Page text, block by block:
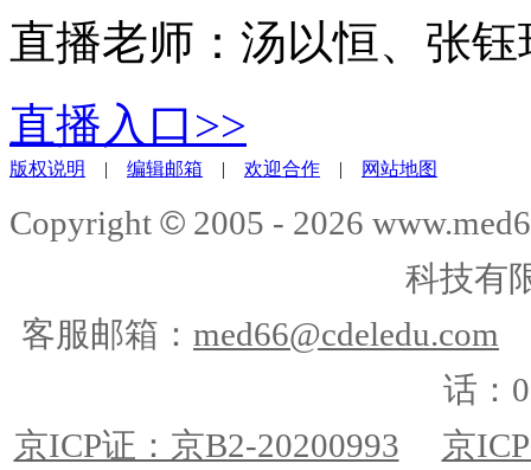
直播老师：汤以恒、张
直播入口>>
版权说明 | 编辑邮箱 | 欢迎合作 | 网站地图
Copyright © 2005 - 2026
科技有
客服邮箱： med66@cdeledu.com
话：
京ICP证：京B2-20200993
京